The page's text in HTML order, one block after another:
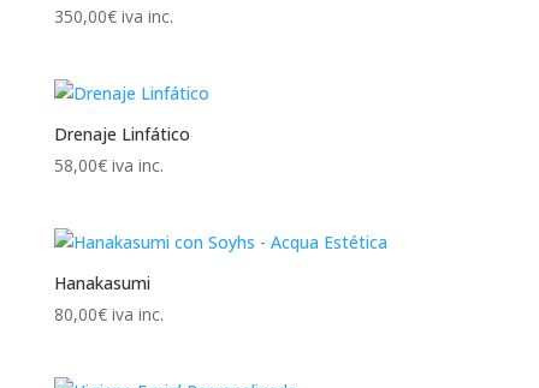
350,00€ iva inc.
Drenaje Linfático
58,00€ iva inc.
Hanakasumi
80,00€ iva inc.